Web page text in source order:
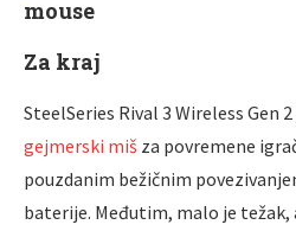
Za kraj
SteelSeries Rival 3 Wireless Gen
gejmerski miš za povremene
pouzdanim bežičnim
baterije. Međutim, malo je težak,